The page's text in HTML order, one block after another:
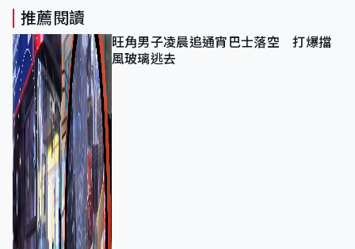
推薦閱讀
旺角男子凌晨追通宵巴士落空 打爆擋
風玻璃逃去